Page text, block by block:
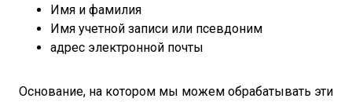
Имя и фамилия
Имя учетной записи или псевдоним
адрес электронной почты
Основание, на котором мы можем обрабатывать эти